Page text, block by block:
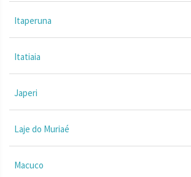
Itaperuna
Itatiaia
Japeri
Laje do Muriaé
Macuco